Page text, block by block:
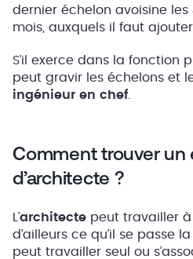
dernier échelon avoisine les
mois, auxquels il faut ajouter
S’il exerce dans la fonction
peut gravir les échelons et
ingénieur en chef
Comment trouver un
d’architecte ?
L’architecte peut travailler à
d’ailleurs ce qu’il se passe
peut travailler seul ou